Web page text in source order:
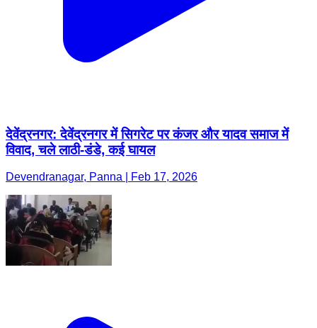
देवेंद्रनगर: देवेंद्रनगर में सिगरेट पर कंजर और यादव समाज में
विवाद, चले लाठी-डंडे, कई घायल
Devendranagar, Panna | Feb 17, 2026